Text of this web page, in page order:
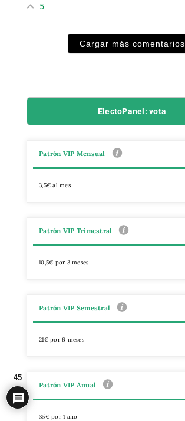
5
Cargar más comentarios
ElectoPanel: vota
Patrón VIP Mensual
3,5€ al mes
Patrón VIP Trimestral
10,5€ por 3 meses
Patrón VIP Semestral
21€ por 6 meses
Patrón VIP Anual
35€ por 1 año
45